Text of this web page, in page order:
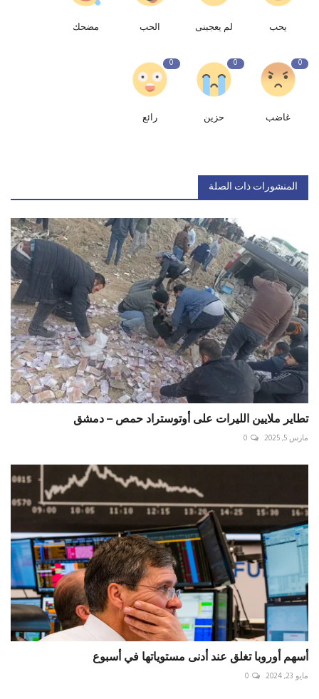
يحب لم يعجبنى الحب مضحك
0
غاضب
0
حزين
0
رائع
المنشورات ذات الصلة
تطاير ملايين الليرات على أوتوستراد حمص – دمشق
مارس 5, 2025 0
أسهم أوروبا تغلق عند أدنى مستوياتها في أسبوع
مايو 23, 2024 0